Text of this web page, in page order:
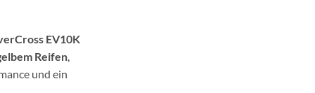
EV10K
Reifen
und ein